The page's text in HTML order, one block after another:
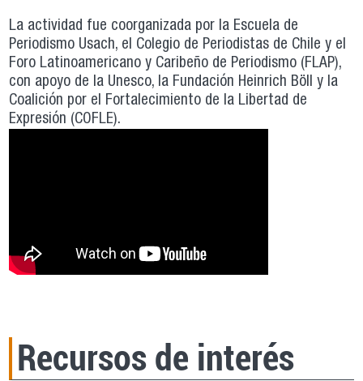
La actividad fue coorganizada por la Escuela de
Periodismo Usach, el Colegio de Periodistas de Chile y el
Foro Latinoamericano y Caribeño de Periodismo (FLAP),
con apoyo de la Unesco, la Fundación Heinrich Böll y la
Coalición por el Fortalecimiento de la Libertad de
Expresión (COFLE).
Recursos de interés